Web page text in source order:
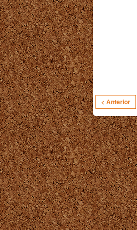
< Anterior